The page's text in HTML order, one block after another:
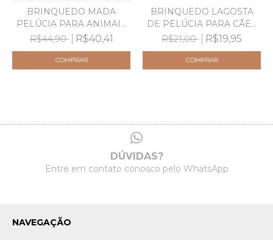
BRINQUEDO MADA
PELÚCIA PARA ANIMAIS
DE E...
R$44,90 R$40,41
BRINQUEDO LAGOSTA
DE PELÚCIA PARA CÃES
E...
R$21,00 R$19,95
DÚVIDAS?
Entre em contato conosco pelo WhatsApp
NAVEGAÇÃO